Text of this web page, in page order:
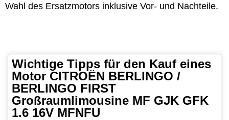
Wahl des Ersatzmotors inklusive Vor- und Nachteile.
Wichtige Tipps für den Kauf eines
Motor CITROËN BERLINGO /
BERLINGO FIRST
Großraumlimousine MF GJK GFK
1.6 16V MFNFU